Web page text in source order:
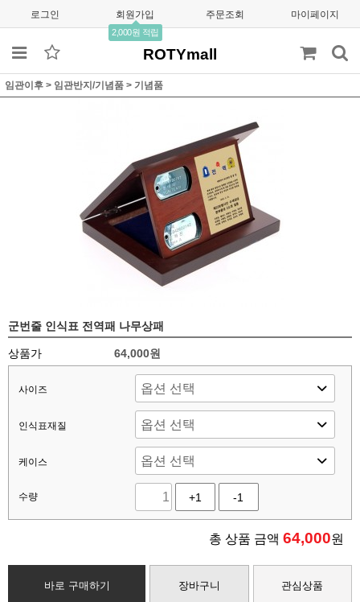
로그인 회원가입
2,000원 적립
주문조회 마이페이지
ROTYmall
임관이후 > 임관반지/기념품 > 기념품
군번줄 인식표 전역패 나무상패
상품가 64,000원
사이즈
인식표재질
케이스
수량 +1 -1
총 상품 금액 64,000원
바로 구매하기 장바구니 관심상품